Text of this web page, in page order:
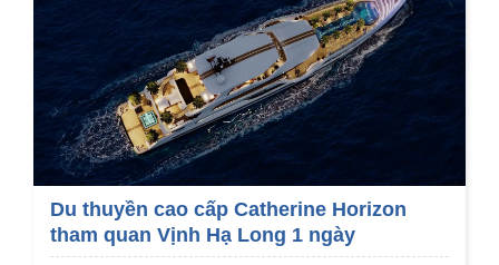
Du thuyền cao cấp Catherine Horizon
tham quan Vịnh Hạ Long 1 ngày